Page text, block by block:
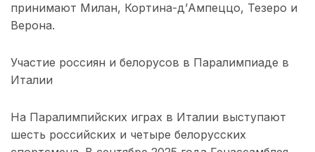
принимают Милан, Кортина-д’Ампеццо, Тезеро и
Верона.
Участие россиян и белорусов в Паралимпиаде в
Италии
На Паралимпийских играх в Италии выступают
шесть российских и четыре белорусских